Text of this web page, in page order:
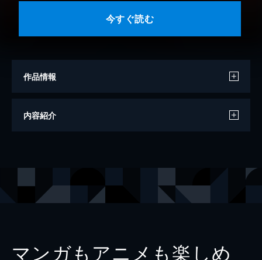
今すぐ読む
作品情報
著者
内容紹介
マンガもアニメも楽しめ